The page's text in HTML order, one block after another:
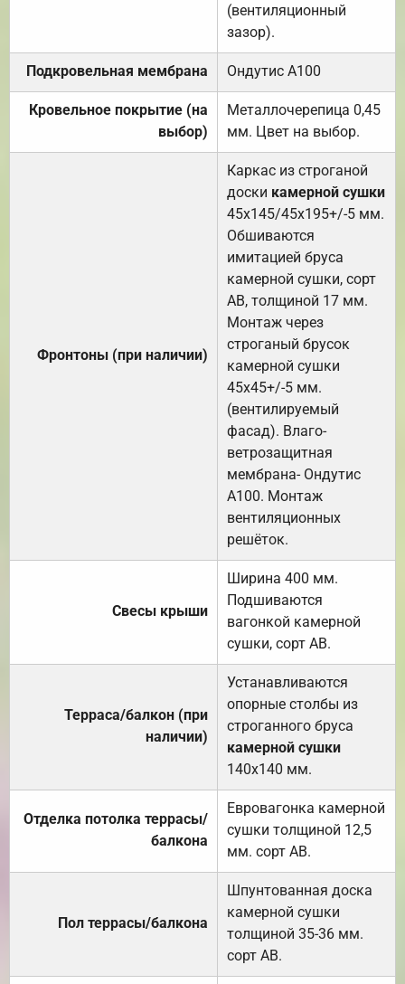
(вентиляционный
зазор).
Подкровельная мембрана Ондутис А100
Кровельное покрытие (на
выбор)
Металлочерепица 0,45
мм. Цвет на выбор.
Фронтоны (при наличии)
Каркас из строганой
доски камерной сушки
45х145/45х195+/-5 мм.
Обшиваются
имитацией бруса
камерной сушки, сорт
АВ, толщиной 17 мм.
Монтаж через
строганый брусок
камерной сушки
45х45+/-5 мм.
(вентилируемый
фасад). Влаго-
ветрозащитная
мембрана- Ондутис
А100. Монтаж
вентиляционных
решёток.
Свесы крыши
Ширина 400 мм.
Подшиваются
вагонкой камерной
сушки, сорт АВ.
Терраса/балкон (при
наличии)
Устанавливаются
опорные столбы из
строганного бруса
камерной сушки
140х140 мм.
Отделка потолка террасы/
балкона
Евровагонка камерной
сушки толщиной 12,5
мм. сорт АВ.
Пол террасы/балкона
Шпунтованная доска
камерной сушки
толщиной 35-36 мм.
сорт АВ.